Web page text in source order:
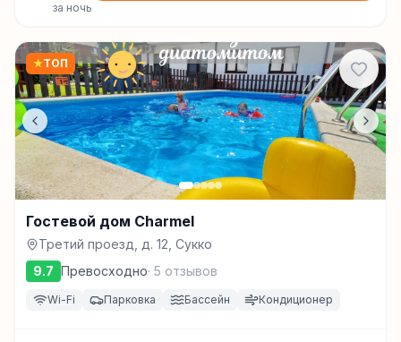
за ночь
★ТОП
Гостевой дом Charmel
Третий проезд, д. 12, Сукко
9.7 Превосходно· 5 отзывов
Wi-Fi Парковка Бассейн Кондиционер